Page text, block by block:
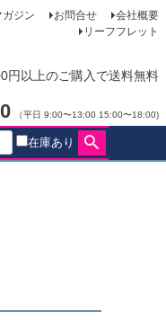
ガジン お問合せ
会社概要
リーフフレット
円以上のご購入で送料無料
（平日 9:00〜13:00 15:00〜18:00)
在庫あり